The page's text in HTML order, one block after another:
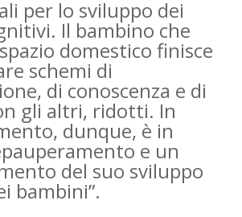
per lo sviluppo dei
Il bambino che
domestico finisce
schemi di
di conoscenza e di
gli altri, ridotti. In
dunque, è in
e un
del suo sviluppo
bambini”.